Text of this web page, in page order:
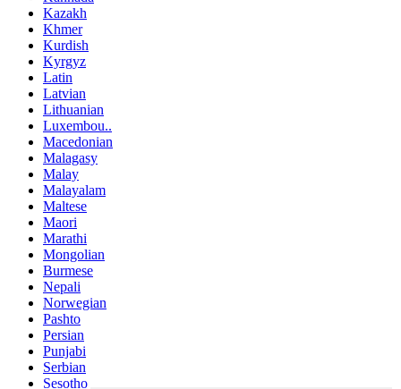
Kazakh
Khmer
Kurdish
Kyrgyz
Latin
Latvian
Lithuanian
Luxembou..
Macedonian
Malagasy
Malay
Malayalam
Maltese
Maori
Marathi
Mongolian
Burmese
Nepali
Norwegian
Pashto
Persian
Punjabi
Serbian
Sesotho